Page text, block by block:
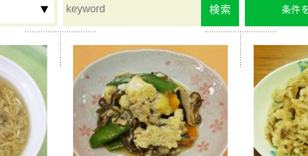
検索 条件
食物繊維
冬 行事食